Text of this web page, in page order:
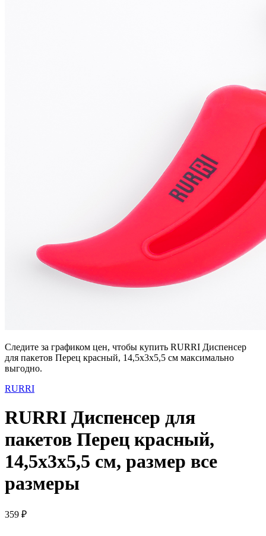
Следите за графиком цен, чтобы купить RURRI Диспенсер
для пакетов Перец красный, 14,5x3x5,5 см максимально
выгодно.
RURRI
RURRI Диспенсер для
пакетов Перец красный,
14,5x3x5,5 см, размер все
размеры
359 ₽